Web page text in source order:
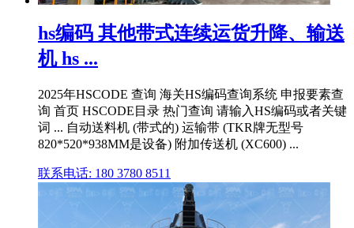
hs编码 其他带式连续运货升降、输送
机 hs ...
2025年HSCODE 查询 海关HS编码查询系统 申报要素查
询 首页 HSCODE目录 热门查询 请输入HS编码或者关键
词 ... 自动送料机 (带式的) 运输带 (TKR牌无型号
820*520*938MM是设备) 附加传送机 (XC600) ...
联系电话: 180 3780 8511